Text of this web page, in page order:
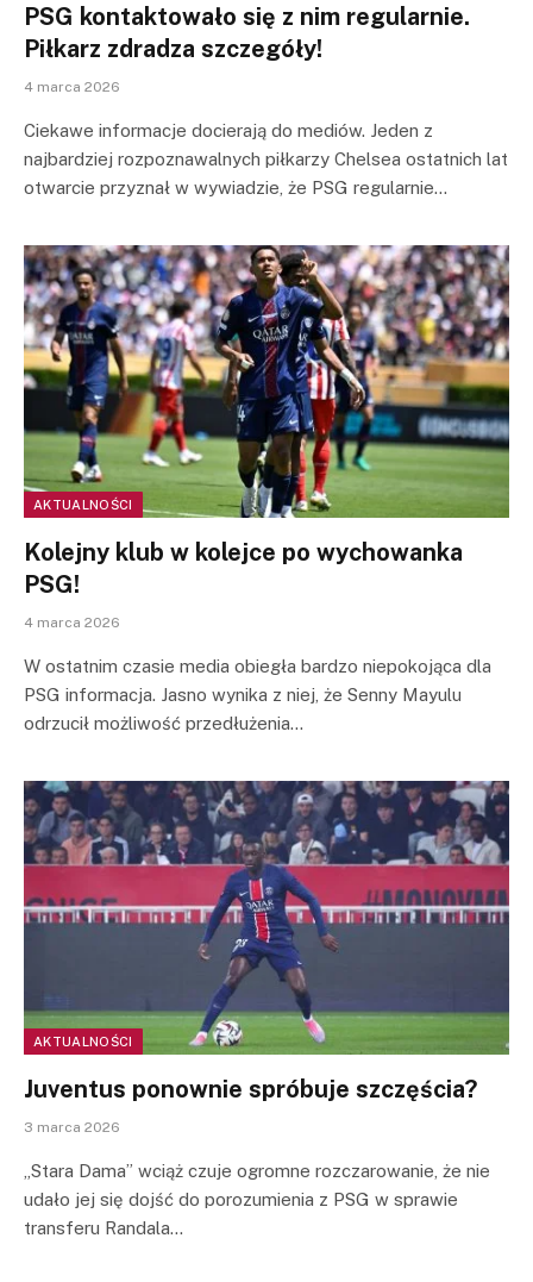
PSG kontaktowało się z nim regularnie.
Piłkarz zdradza szczegóły!
4 marca 2026
Ciekawe informacje docierają do mediów. Jeden z
najbardziej rozpoznawalnych piłkarzy Chelsea ostatnich lat
otwarcie przyznał w wywiadzie, że PSG regularnie…
AKTUALNOŚCI
Kolejny klub w kolejce po wychowanka
PSG!
4 marca 2026
W ostatnim czasie media obiegła bardzo niepokojąca dla
PSG informacja. Jasno wynika z niej, że Senny Mayulu
odrzucił możliwość przedłużenia…
AKTUALNOŚCI
Juventus ponownie spróbuje szczęścia?
3 marca 2026
„Stara Dama” wciąż czuje ogromne rozczarowanie, że nie
udało jej się dojść do porozumienia z PSG w sprawie
transferu Randala…